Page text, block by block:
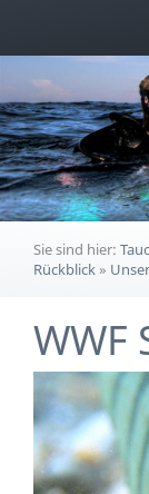
Sie sind hier:
Rückblick»
WWF